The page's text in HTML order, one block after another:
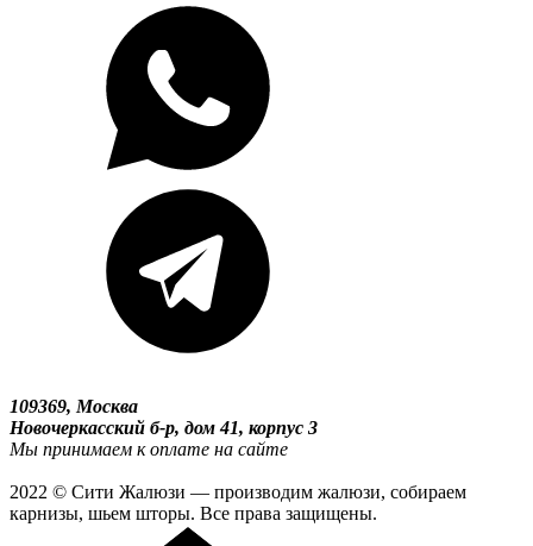
109369, Москва
Новочеркасский б-р, дом 41, корпус 3
Мы принимаем к оплате на сайте
2022 © Сити Жалюзи — производим жалюзи, собираем
карнизы, шьем шторы. Все права защищены.